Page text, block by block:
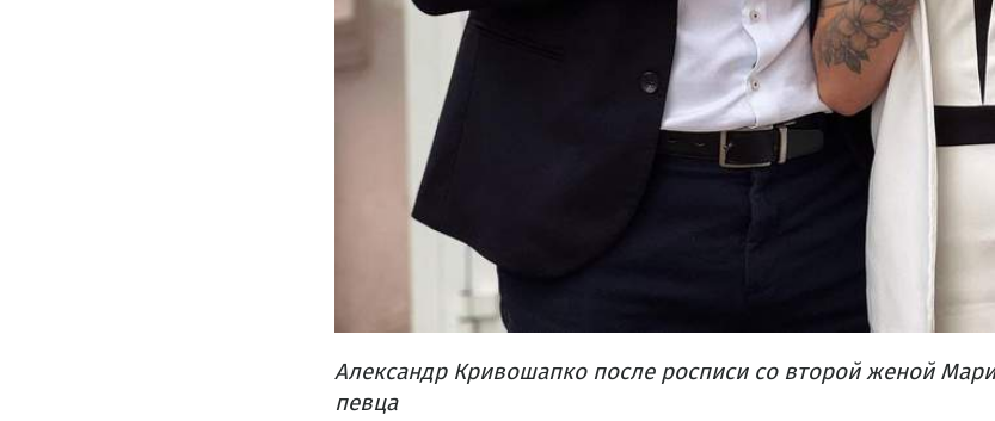
Александр Кривошапко после росписи со второй женой
певца